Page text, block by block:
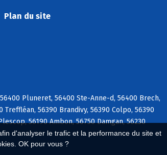
d'analyser le trafic et la performance du site et
OK pour vous ?
Plan du site
Pluneret, 56400 Ste-Anne-d, 56400 Brech,
Treffléan, 56390 Brandivy, 56390 Colpo, 56390
56190 Ambon, 56750 Damgan, 56230